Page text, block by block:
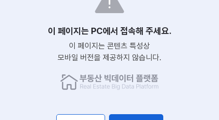
이 페이지는 PC에서 접속해 주세요.
이 페이지는 콘텐츠 특성상
모바일 버전을 제공하지 않습니다.